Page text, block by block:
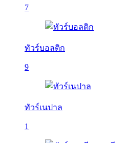
7
ทัวร์บอลติก
9
ทัวร์เนปาล
1